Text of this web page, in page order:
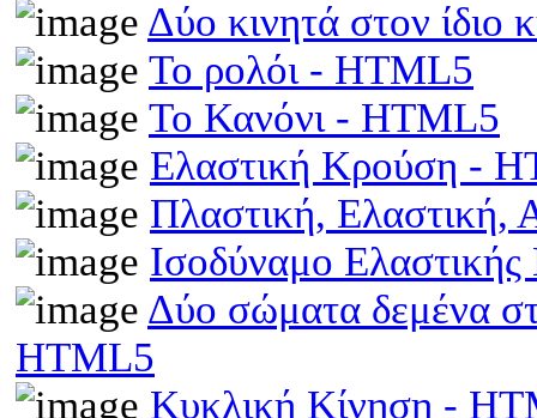
Δύο κινητά στον
Το ρολόι - HTML5
Το Κανόνι - HTML5
Ελαστική Κρούση -
Πλαστική,
Ισοδύναμο
Δύο σώματα δεμένα
HTML5
Κυκλική Κίνηση -